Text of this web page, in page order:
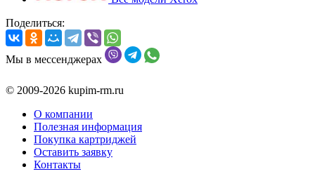
Поделиться:
Мы в мессенджерах
© 2009-2026 kupim-rm.ru
О компании
Полезная информация
Покупка картриджей
Оставить заявку
Контакты